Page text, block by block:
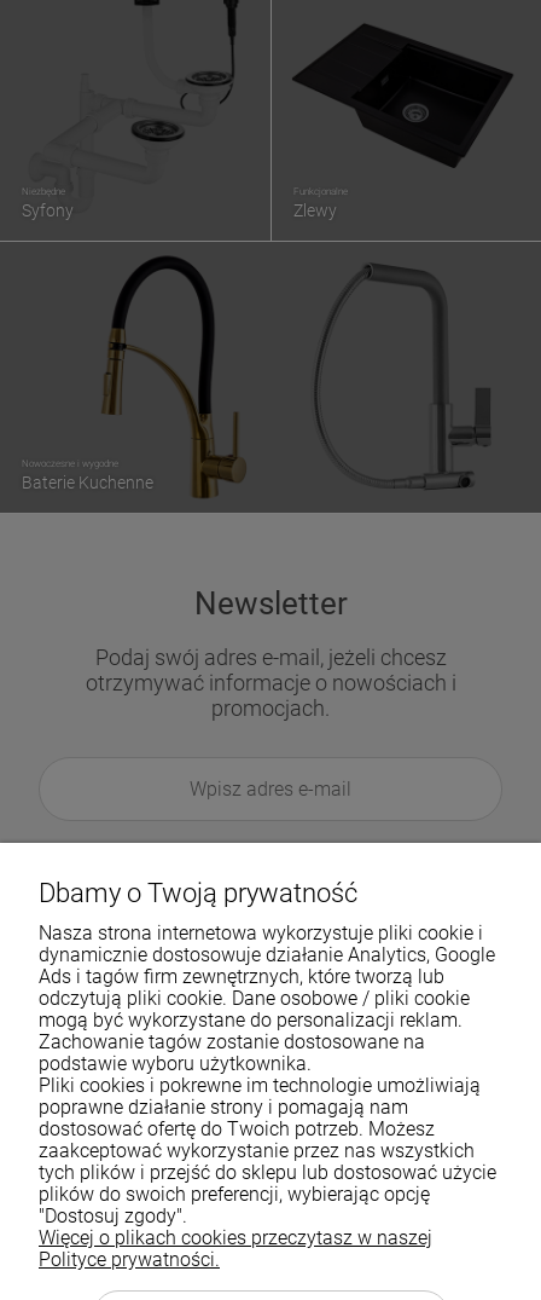
Nowoczesne i wygodne
Baterie Kuchenne
Niezbędne
Syfony
Funkcjonalne
Zlewy
Newsletter
Podaj swój adres e-mail, jeżeli chcesz
otrzymywać informacje o nowościach i
promocjach.
Pomoc
Moje konto
Płatności i dostawa
Informacje
Dbamy o Twoją prywatność
Nasza strona internetowa wykorzystuje pliki cookie i
dynamicznie dostosowuje działanie Analytics, Google
Ads i tagów firm zewnętrznych, które tworzą lub
odczytują pliki cookie. Dane osobowe / pliki cookie
mogą być wykorzystane do personalizacji reklam.
Zachowanie tagów zostanie dostosowane na
podstawie wyboru użytkownika.
Pliki cookies i pokrewne im technologie umożliwiają
poprawne działanie strony i pomagają nam
dostosować ofertę do Twoich potrzeb. Możesz
zaakceptować wykorzystanie przez nas wszystkich
tych plików i przejść do sklepu lub dostosować użycie
plików do swoich preferencji, wybierając opcję
"Dostosuj zgody".
Więcej o plikach cookies przeczytasz w naszej
Polityce prywatności.